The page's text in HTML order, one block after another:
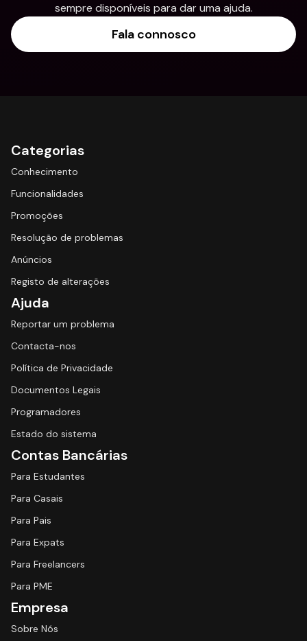
sempre disponíveis para dar uma ajuda.
Fala connosco
Categorias
Conhecimento
Funcionalidades
Promoções
Resolução de problemas
Anúncios
Registo de alterações
Ajuda
Reportar um problema
Contacta-nos
Política de Privacidade
Documentos Legais
Programadores
Estado do sistema
Contas Bancárias
Para Estudantes
Para Casais
Para Pais
Para Expats
Para Freelancers
Para PME
Empresa
Sobre Nós